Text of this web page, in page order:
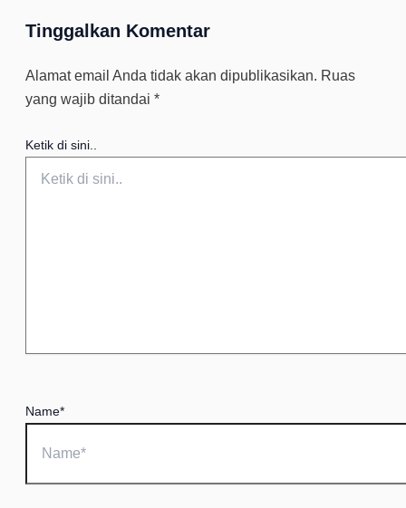
Tinggalkan Komentar
Alamat email Anda tidak akan dipublikasikan. Ruas
yang wajib ditandai *
Ketik di sini..
Name*